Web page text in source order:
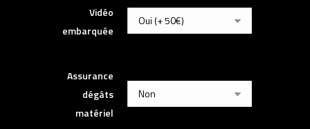
Vidéo
embarquée
Assurance
dégâts
matériel